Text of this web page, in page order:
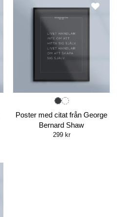
Poster med citat från George
Bernard Shaw
299 kr